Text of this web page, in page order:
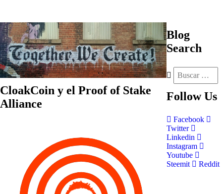
CloakCoin y el Proof of Stake
Alliance
Blog
Search
Follow Us
Facebook
Twitter
Linkedin
Instagram
Youtube
Steemit
Reddit